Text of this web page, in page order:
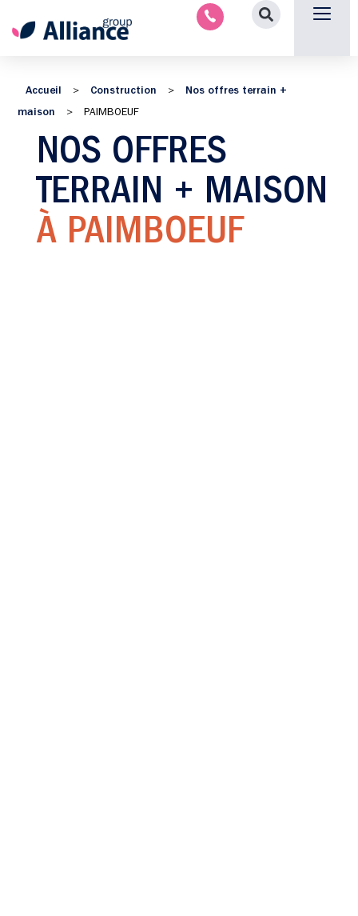
Accueil > Construction >
Nos offres terrain +
maison
> PAIMBOEUF
NOS OFFRES
TERRAIN + MAISON
À PAIMBOEUF